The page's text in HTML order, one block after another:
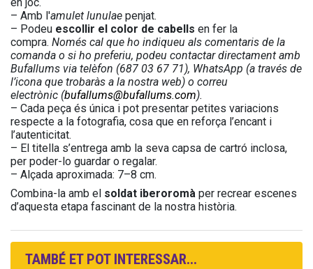
– Amb l'amulet lunulae penjat.
– Podeu escollir el color de cabells en fer la
compra. Només cal que ho indiqueu als comentaris de la
comanda o si ho preferiu, podeu contactar directament amb
Bufallums via telèfon (687 03 67 71), WhatsApp (a través de
l’icona que trobaràs a la nostra web) o correu
electrònic (bufallums@bufallums.com).
– Cada peça és única i pot presentar petites variacions
respecte a la fotografia, cosa que en reforça l’encant i
l’autenticitat.
– El titella s’entrega amb la seva capsa de cartró inclosa,
per poder-lo guardar o regalar.
– Alçada aproximada: 7–8 cm.
Combina-la amb el soldat iberoromà per recrear escenes
d’aquesta etapa fascinant de la nostra història.
TAMBÉ ET POT INTERESSAR...